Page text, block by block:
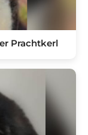
Prachtkerl